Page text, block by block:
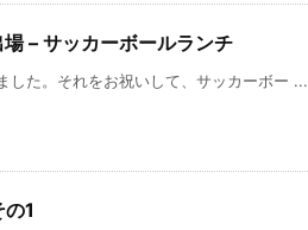
– サッカーボールランチ
した。それをお祝いして、サッカーボー ...
1